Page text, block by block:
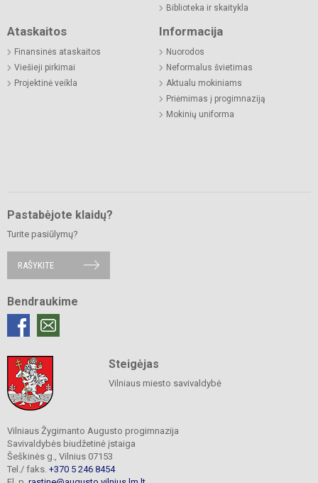
Biblioteka ir skaitykla
Ataskaitos
Finansinės ataskaitos
Viešieji pirkimai
Projektinė veikla
Informacija
Nuorodos
Neformalus švietimas
Aktualu mokiniams
Priėmimas į progimnaziją
Mokinių uniforma
Pastabėjote klaidų?
Turite pasiūlymų?
RAŠYKITE
Bendraukime
Steigėjas
Vilniaus miesto savivaldybė
Vilniaus Žygimanto Augusto progimnazija
Savivaldybės biudžetinė įstaiga
Šeškinės g., Vilnius 07153
Tel./ faks. +370 5 246 8454